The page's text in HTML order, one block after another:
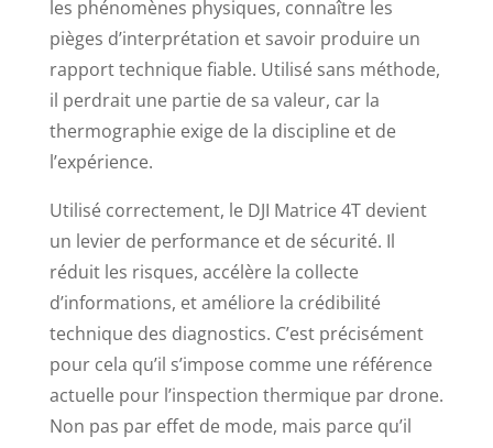
les phénomènes physiques, connaître les
pièges d’interprétation et savoir produire un
rapport technique fiable. Utilisé sans méthode,
il perdrait une partie de sa valeur, car la
thermographie exige de la discipline et de
l’expérience.
Utilisé correctement, le DJI Matrice 4T devient
un levier de performance et de sécurité. Il
réduit les risques, accélère la collecte
d’informations, et améliore la crédibilité
technique des diagnostics. C’est précisément
pour cela qu’il s’impose comme une référence
actuelle pour l’inspection thermique par drone.
Non pas par effet de mode, mais parce qu’il